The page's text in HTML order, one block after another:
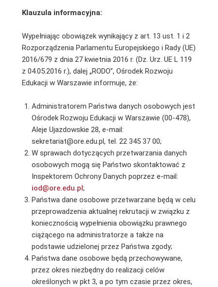
Klauzula informacyjna:
Wypełniając obowiązek wynikający z art. 13 ust. 1 i 2
Rozporządzenia Parlamentu Europejskiego i Rady (UE)
2016/679 z dnia 27 kwietnia 2016 r. (Dz. Urz. UE L 119
z 04.05.2016 r.), dalej „RODO”, Ośrodek Rozwoju
Edukacji w Warszawie informuje, że:
Administratorem Państwa danych osobowych jest
Ośrodek Rozwoju Edukacji w Warszawie (00-478),
Aleje Ujazdowskie 28, e-mail:
sekretariat@ore.edu.pl, tel. 22 345 37 00;
W sprawach dotyczących przetwarzania danych
osobowych mogą się Państwo skontaktować z
Inspektorem Ochrony Danych poprzez e-mail:
iod@ore.edu.pl;
Państwa dane osobowe przetwarzane będą w celu
przeprowadzenia aktualnej rekrutacji w związku z
koniecznością wypełnienia obowiązku prawnego
ciążącego na administratorze a także na
podstawie udzielonej przez Państwa zgody;
Państwa dane osobowe będą przechowywane,
przez okres niezbędny do realizacji celów
określonych w pkt 3, a po tym czasie przez okres,